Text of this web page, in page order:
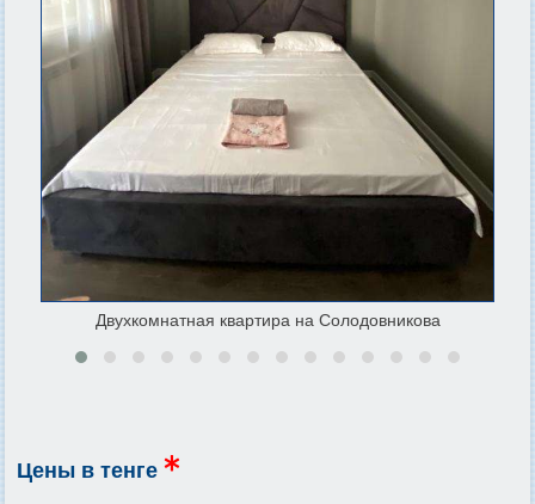
Двухкомнатная квартира на Солодовникова
Цены в тенге